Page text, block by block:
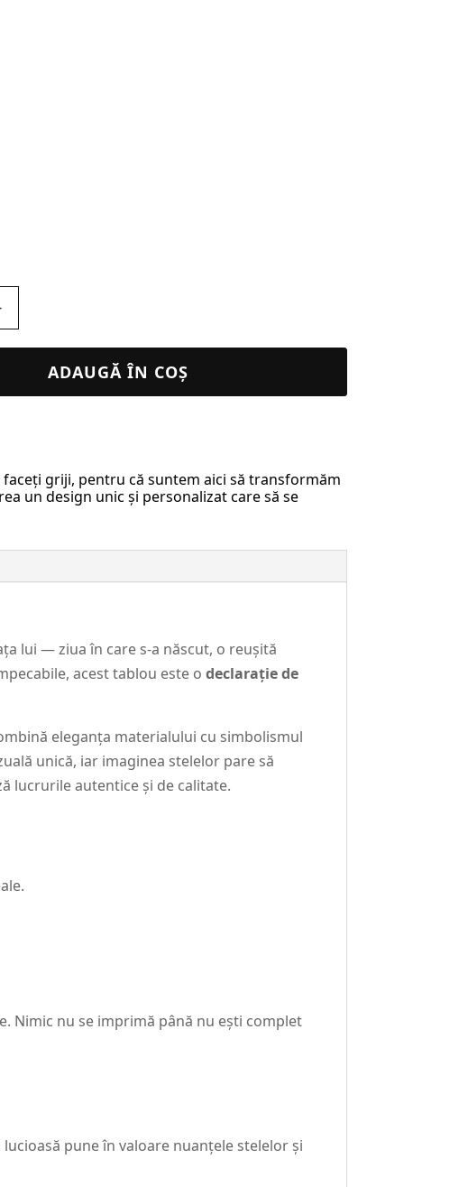
ADAUGĂ ÎN COȘ
griji, pentru că suntem aici să transformăm
un design unic și personalizat care să se
lui — ziua în care s-a născut, o reușită
acest tablou este odeclarație de
eleganța materialului cu simbolismul
unică, iar imaginea stelelor pare să
lucrurile autentice și de calitate.
Nimic nu se imprimă până nu ești complet
pune în valoare nuanțele stelelor și